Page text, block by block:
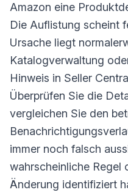
Amazon eine
Die Auflistung scheint
Ursache liegt
Katalogverwaltung
Hinweis in Seller
Überprüfen Sie die
vergleichen Sie den
immer noch falsch
wahrscheinliche Regel
Änderung identifiziert